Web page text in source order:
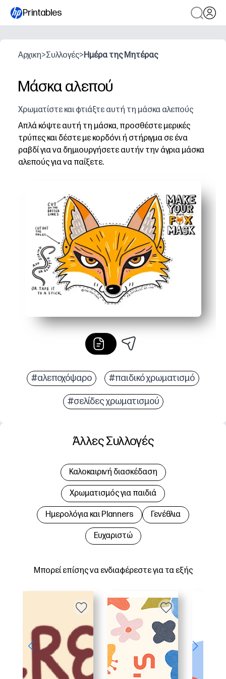
Printables
Αρχικη>Συλλογές>Ημέρα της Μητέρας
Μάσκα αλεπού
Χρωματίστε και φτιάξτε αυτή τη μάσκα αλεπούς
Απλά κόψτε αυτή τη μάσκα, προσθέστε μερικές
τρύπες και δέστε με κορδόνι ή στήριγμα σε ένα
ραβδί για να δημιουργήσετε αυτήν την άγρια μάσκα
αλεπούς για να παίξετε.
Προκαλεί φαντασία - τα παιδιά σας βυθίζονται στο
Ευέλικτο στη χρήση - μπορείτε να φορέσετε με
Γρήγορη, τακτοποιημένη χειροτεχνία - χτίζει τις
#αλεποχόψαρο #παιδικό χρωματισμό
#σελίδες χρωματισμού
Μπορεί επίσης να ενδιαφέρεστε για τα εξής
Άλλες Συλλογές
Καλοκαιρινή διασκέδαση
Χρωματισμός για παιδιά
Hμερολόγια και Planners Γενέθλια
Ευχαριστώ